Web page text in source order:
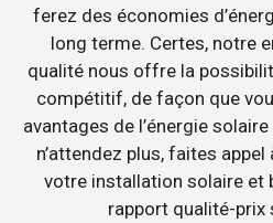
ferez des économies
long terme. Certes, notre
qualité nous offre la
compétitif, de façon que
avantages de l’énergie
n’attendez plus, faites
votre installation solaire et
rapport qualité-prix